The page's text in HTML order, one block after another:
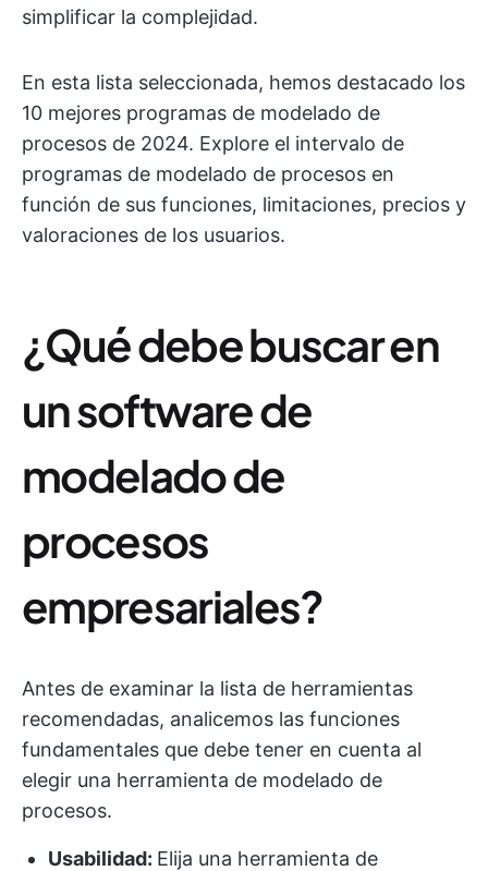
simplificar la complejidad.
En esta lista seleccionada, hemos destacado los
10 mejores programas de modelado de
procesos de 2024. Explore el intervalo de
programas de modelado de procesos en
función de sus funciones, limitaciones, precios y
valoraciones de los usuarios.
¿Qué debe buscar en
un software de
modelado de
procesos
empresariales?
Antes de examinar la lista de herramientas
recomendadas, analicemos las funciones
fundamentales que debe tener en cuenta al
elegir una herramienta de modelado de
procesos.
Usabilidad: Elija una herramienta de